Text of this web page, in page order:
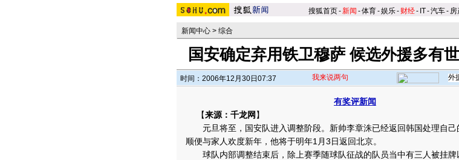
搜狐首页-新闻 -体育-娱乐- 财经- IT-汽车- 房
新闻中心 > 综合
国安确定弃用铁卫穆萨 候选外援多有
时间：2006年12月30日07:37 我来说两句
有奖评新闻
【来源：千龙网 】
元旦将至，国安队进入调整阶段。新帅李章洙已经返回韩国处理自己
顺便与家人欢度新年，他将于明年1月3日返回北京。
球队内部调整结束后，除上赛季随球队征战的队员当中有三人被挂牌